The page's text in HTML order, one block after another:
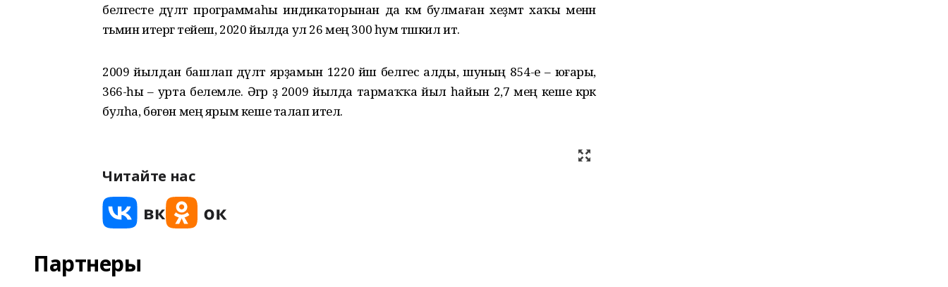
белгесте дәүләт программаһы индикаторынан да кәм булмаған хеҙмәт хаҡы менән
тәьмин итергә тейеш, 2020 йылда ул 26 мең 300 һум тәшкил итә.
2009 йылдан башлап дәүләт ярҙамын 1220 йәш белгес алды, шуның 854-е – юғары,
366-һы – урта белемле. Әгәр ҙә 2009 йылда тармаҡҡа йыл һайын 2,7 мең кеше кәрәк
булһа, бөгөн мең ярым кеше талап ителә.
Читайте нас
Партнеры